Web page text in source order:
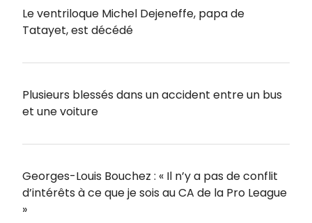
Le ventriloque Michel Dejeneffe, papa de
Tatayet, est décédé
Plusieurs blessés dans un accident entre un bus
et une voiture
Georges-Louis Bouchez : « Il n’y a pas de conflit
d’intérêts à ce que je sois au CA de la Pro League
»